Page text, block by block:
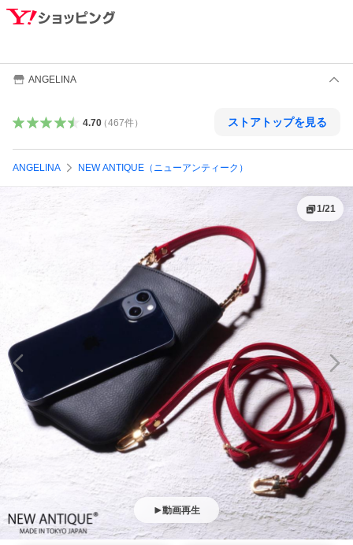
ANGELINA
4.70（467件） ストアトップを見る
ANGELINA NEW ANTIQUE（ニューアンティーク）
動画再生
1/21